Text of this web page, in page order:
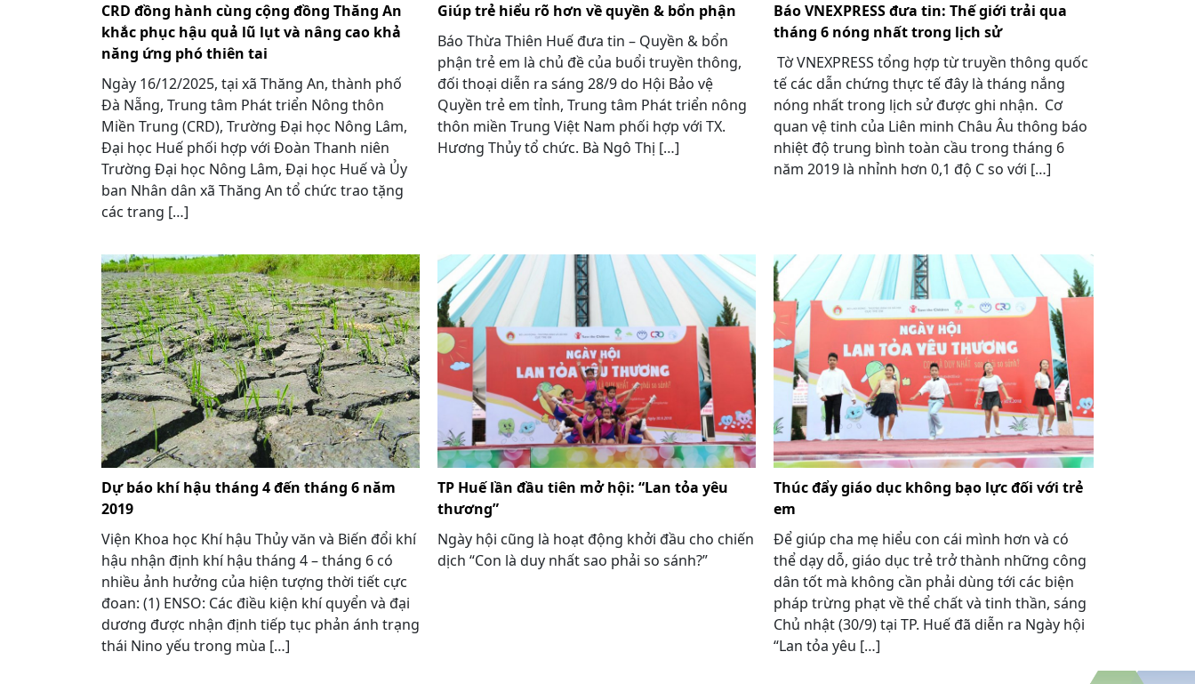
CRD đồng hành cùng cộng đồng Thăng An
khắc phục hậu quả lũ lụt và nâng cao khả
năng ứng phó thiên tai
Ngày 16/12/2025, tại xã Thăng An, thành phố
Đà Nẵng, Trung tâm Phát triển Nông thôn
Miền Trung (CRD), Trường Đại học Nông Lâm,
Đại học Huế phối hợp với Đoàn Thanh niên
Trường Đại học Nông Lâm, Đại học Huế và Ủy
ban Nhân dân xã Thăng An tổ chức trao tặng
các trang […]
Giúp trẻ hiểu rõ hơn về quyền & bổn phận
Báo Thừa Thiên Huế đưa tin – Quyền & bổn
phận trẻ em là chủ đề của buổi truyền thông,
đối thoại diễn ra sáng 28/9 do Hội Bảo vệ
Quyền trẻ em tỉnh, Trung tâm Phát triển nông
thôn miền Trung Việt Nam phối hợp với TX.
Hương Thủy tổ chức. Bà Ngô Thị […]
Báo VNEXPRESS đưa tin: Thế giới trải qua
tháng 6 nóng nhất trong lịch sử
Tờ VNEXPRESS tổng hợp từ truyền thông quốc
tế các dẫn chứng thực tế đây là tháng nắng
nóng nhất trong lịch sử được ghi nhận. Cơ
quan vệ tinh của Liên minh Châu Âu thông báo
nhiệt độ trung bình toàn cầu trong tháng 6
năm 2019 là nhỉnh hơn 0,1 độ C so với […]
Dự báo khí hậu tháng 4 đến tháng 6 năm
2019
Viện Khoa học Khí hậu Thủy văn và Biến đổi khí
hậu nhận định khí hậu tháng 4 – tháng 6 có
nhiều ảnh hưởng của hiện tượng thời tiết cực
đoan: (1) ENSO: Các điều kiện khí quyển và đại
dương được nhận định tiếp tục phản ánh trạng
thái Nino yếu trong mùa […]
TP Huế lần đầu tiên mở hội: “Lan tỏa yêu
thương”
Ngày hội cũng là hoạt động khởi đầu cho chiến
dịch “Con là duy nhất sao phải so sánh?”
Thúc đẩy giáo dục không bạo lực đối với trẻ
em
Để giúp cha mẹ hiểu con cái mình hơn và có
thể dạy dỗ, giáo dục trẻ trở thành những công
dân tốt mà không cần phải dùng tới các biện
pháp trừng phạt về thể chất và tinh thần, sáng
Chủ nhật (30/9) tại TP. Huế đã diễn ra Ngày hội
“Lan tỏa yêu […]